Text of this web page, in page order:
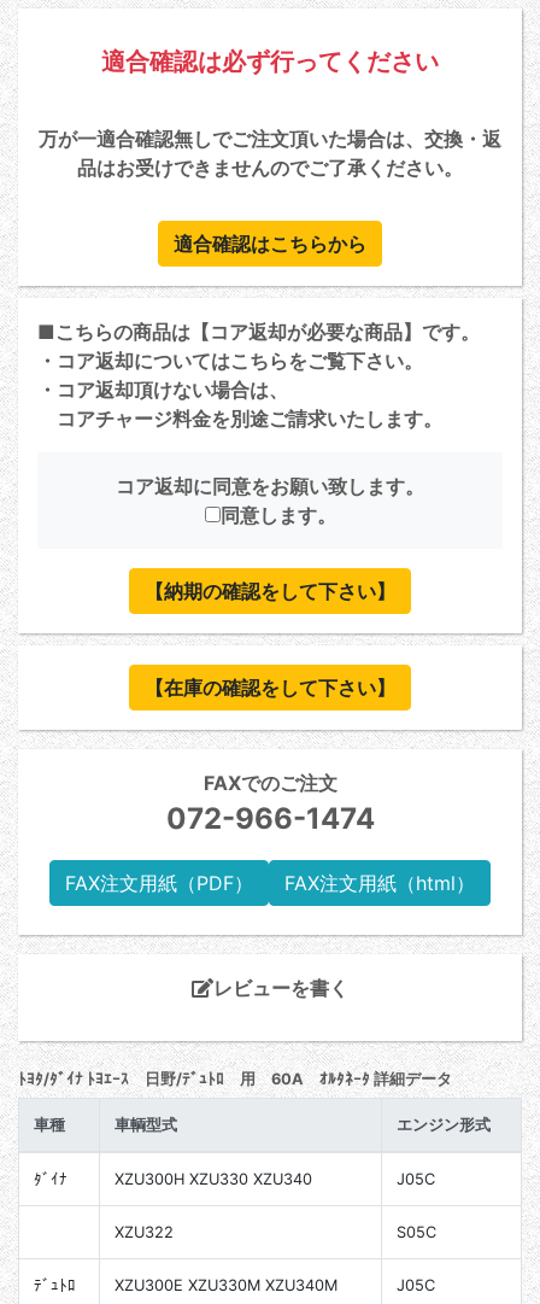
適合確認は必ず行ってください
万が一適合確認無しでご注文頂いた場合は、交換・返
品はお受けできませんのでご了承ください。
適合確認はこちらから
■こちらの商品は【コア返却が必要な商品】です。
・コア返却についてはこちらをご覧下さい。
・コア返却頂けない場合は、
コアチャージ料金を別途ご請求いたします。
コア返却に同意をお願い致します。
同意します。
【納期の確認をして下さい】
【在庫の確認をして下さい】
FAXでのご注文
072-966-1474
FAX注文用紙（PDF） FAX注文用紙（html）
レビューを書く
ﾄﾖﾀ/ﾀﾞｲﾅ ﾄﾖｴｰｽ 日野/ﾃﾞｭﾄﾛ 用 60A ｵﾙﾀﾈｰﾀ 詳細データ
車種 車輌型式 エンジン形式
ﾀﾞｲﾅ XZU300H XZU330 XZU340 J05C
XZU322 S05C
ﾃﾞｭﾄﾛ XZU300E XZU330M XZU340M J05C